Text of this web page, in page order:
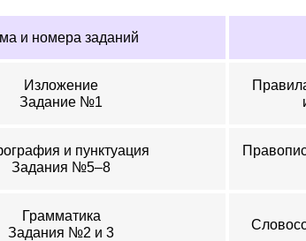
и номера заданий
Изложение
Задание №1
и пунктуация
Задания №5–8
Грамматика
Задания №2 и 3